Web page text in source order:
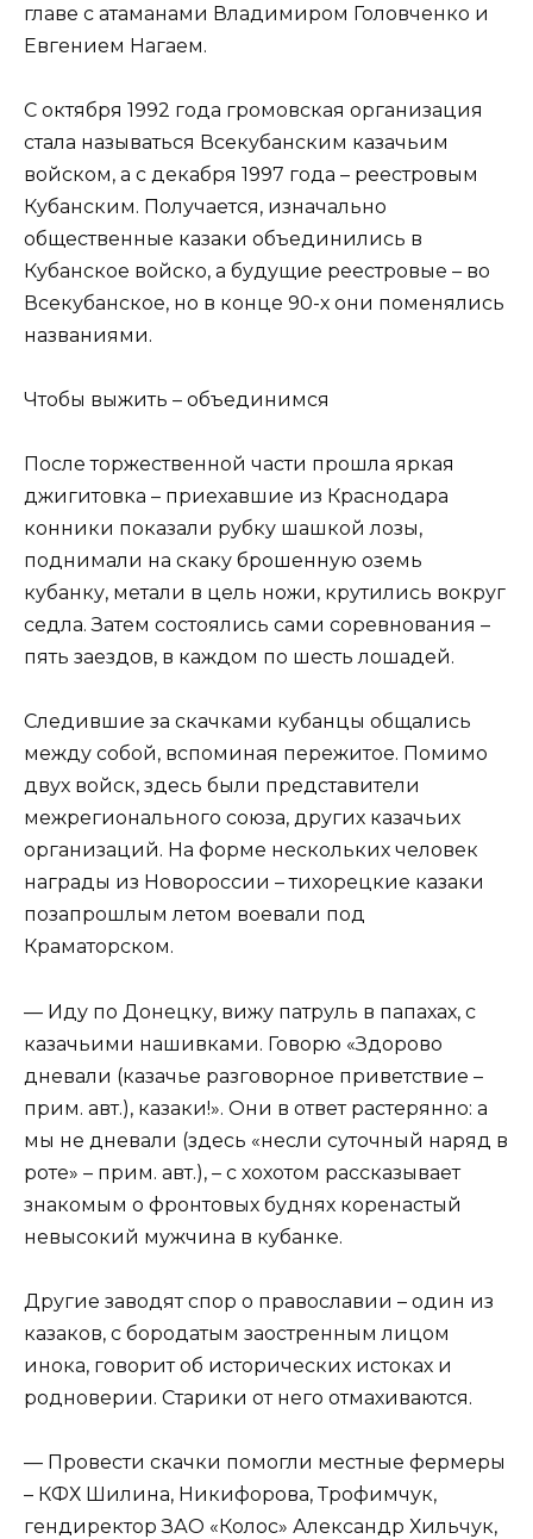
главе с атаманами Владимиром Головченко и
Евгением Нагаем.
С октября 1992 года громовская организация
стала называться Всекубанским казачьим
войском, а с декабря 1997 года – реестровым
Кубанским. Получается, изначально
общественные казаки объединились в
Кубанское войско, а будущие реестровые – во
Всекубанское, но в конце 90-х они поменялись
названиями.
Чтобы выжить – объединимся
После торжественной части прошла яркая
джигитовка – приехавшие из Краснодара
конники показали рубку шашкой лозы,
поднимали на скаку брошенную оземь
кубанку, метали в цель ножи, крутились вокруг
седла. Затем состоялись сами соревнования –
пять заездов, в каждом по шесть лошадей.
Следившие за скачками кубанцы общались
между собой, вспоминая пережитое. Помимо
двух войск, здесь были представители
межрегионального союза, других казачьих
организаций. На форме нескольких человек
награды из Новороссии – тихорецкие казаки
позапрошлым летом воевали под
Краматорском.
— Иду по Донецку, вижу патруль в папахах, с
казачьими нашивками. Говорю «Здорово
дневали (казачье разговорное приветствие –
прим. авт.), казаки!». Они в ответ растерянно: а
мы не дневали (здесь «несли суточный наряд в
роте» – прим. авт.), – с хохотом рассказывает
знакомым о фронтовых буднях коренастый
невысокий мужчина в кубанке.
Другие заводят спор о православии – один из
казаков, с бородатым заостренным лицом
инока, говорит об исторических истоках и
родноверии. Старики от него отмахиваются.
— Провести скачки помогли местные фермеры
– КФХ Шилина, Никифорова, Трофимчук,
гендиректор ЗАО «Колос» Александр Хильчук,